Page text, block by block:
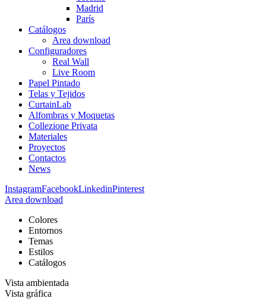
Madrid
París
Catálogos
Area download
Configuradores
Real Wall
Live Room
Papel Pintado
Telas y Tejidos
CurtainLab
Alfombras y Moquetas
Collezione Privata
Materiales
Proyectos
Contactos
News
InstagramFacebookLinkedinPinterest
Area download
Colores
Entornos
Temas
Estilos
Catálogos
Vista ambientada
Vista gráfica